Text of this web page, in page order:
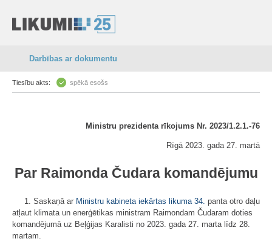
Darbības ar dokumentu
Tiesību akts: spēkā esošs
Ministru prezidenta rīkojums Nr. 2023/1.2.1.-76
Rīgā 2023. gada 27. martā
Par Raimonda Čudara komandējumu
1. Saskaņā ar Ministru kabineta iekārtas likuma 34. panta otro daļu
atļaut klimata un enerģētikas ministram Raimondam Čudaram doties
komandējumā uz Beļģijas Karalisti no 2023. gada 27. marta līdz 28.
martam.